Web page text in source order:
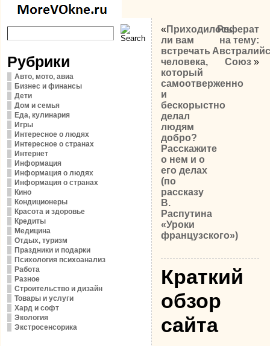
Рубрики
Авто, мото, авиа
Бизнес и финансы
Дети
Дом и семья
Еда, кулинария
Игры
Интересное о людях
Интересное о странах
Интернет
Информация
Информация о людях
Информация о странах
Кино
Кондиционеры
Красота и здоровье
Кредиты
Медицина
Отдых, туризм
Праздники и подарки
Психология психоанализ
Работа
Разное
Строительство и дизайн
Товары и услуги
Хард и софт
Экология
Экстросенсорика
«Приходилось
ли вам
встречать
человека,
который
самоотверженно
и
бескорыстно
делал
людям
добро?
Расскажите
о нем и о
его делах
(по
рассказу
В.
Распутина
«Уроки
французского»)
Реферат
на тему:
Союз »
Краткий
обзор
сайта